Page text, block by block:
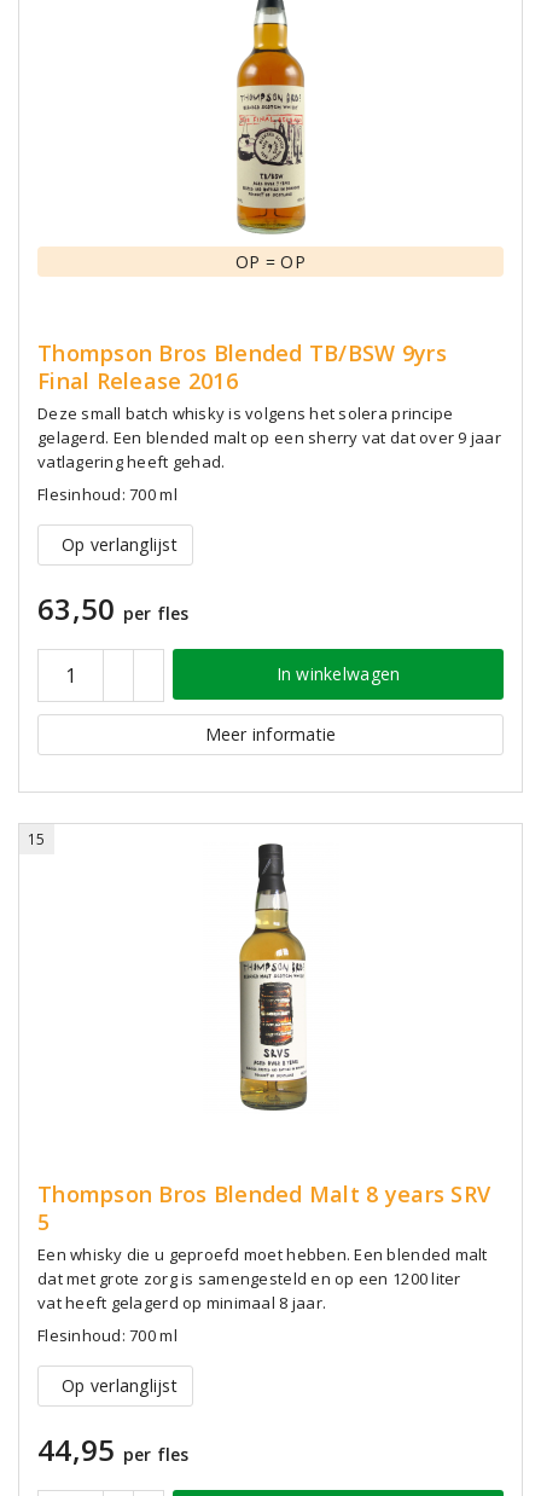
OP = OP
Thompson Bros Blended TB/BSW 9yrs
Final Release 2016
Deze small batch whisky is volgens het solera principe
gelagerd. Een blended malt op een sherry vat dat over 9 jaar
vatlagering heeft gehad.
Flesinhoud: 700 ml
Op verlanglijst
63,50 per fles
In winkelwagen
Meer informatie
15
Thompson Bros Blended Malt 8 years SRV
5
Een whisky die u geproefd moet hebben. Een blended malt
dat met grote zorg is samengesteld en op een 1200 liter
vat heeft gelagerd op minimaal 8 jaar.
Flesinhoud: 700 ml
Op verlanglijst
44,95 per fles